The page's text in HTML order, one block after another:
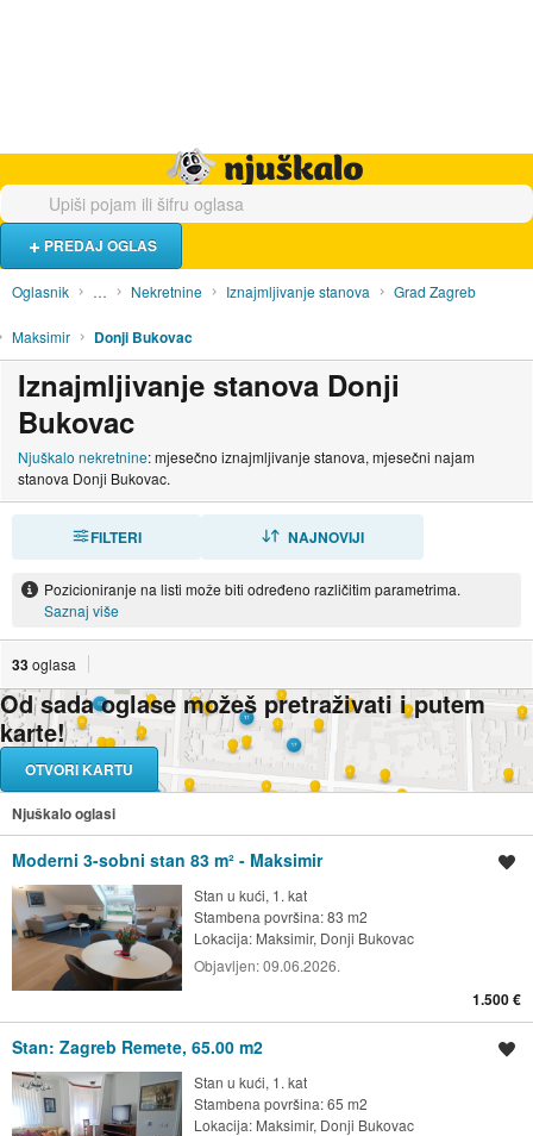
PREDAJ OGLAS
Oglasnik … Nekretnine Iznajmljivanje stanova Grad Zagreb
Maksimir Donji Bukovac
Iznajmljivanje stanova Donji
Bukovac
Njuškalo nekretnine: mjesečno iznajmljivanje stanova, mjesečni najam
stanova Donji Bukovac.
FILTERI NAJNOVIJI
Pozicioniranje na listi može biti određeno različitim parametrima.
Saznaj više
33oglasa
Od sada oglase možeš pretraživati i putem
karte!
OTVORI KARTU
Njuškalo oglasi
Moderni 3-sobni stan 83 m² - Maksimir
Stan u kući, 1. kat
Stambena površina: 83 m2
Lokacija: Maksimir, Donji Bukovac
Objavljen:09.06.2026.
1.500 €
Stan: Zagreb Remete, 65.00 m2
Stan u kući, 1. kat
Stambena površina: 65 m2
Lokacija: Maksimir, Donji Bukovac